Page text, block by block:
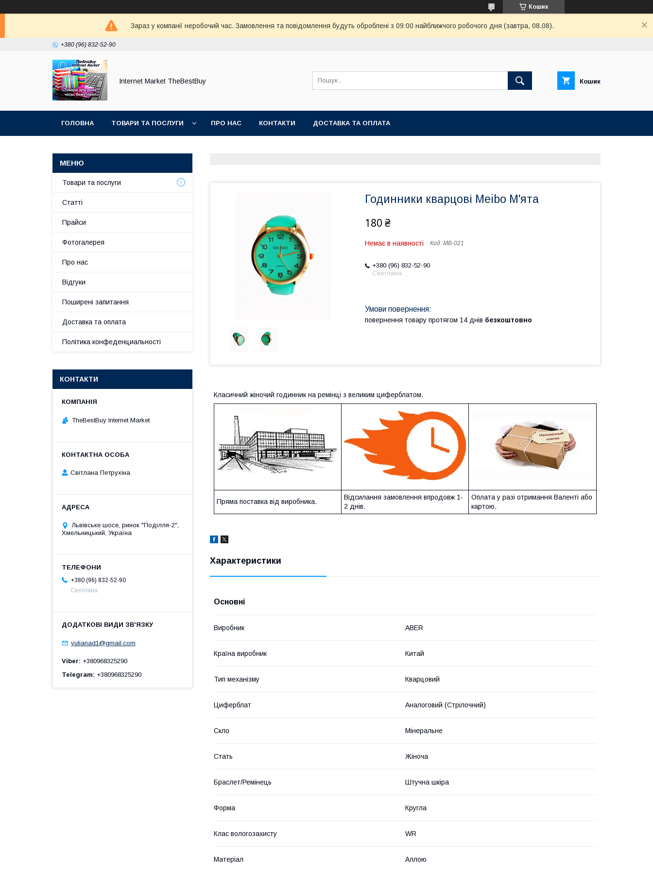
Кошик
Зараз у компанії неробочий час. Замовлення та повідомлення будуть оброблені з 09:00 найближчого робочого дня (завтра, 08.08).
+380 (96) 832-52-90
Internet Market TheBestBuy Кошик
ГОЛОВНА ТОВАРИ ТА ПОСЛУГИ ПРО НАС КОНТАКТИ ДОСТАВКА ТА ОПЛАТА
Годинники кварцові Meibo М'ята
180 ₴
Немає в наявності Код: MB-021
+380 (96) 832-52-90
Светлана
повернення товару протягом 14 днів безкоштовно
Класичний жіночий годинник на ремінці з великим циферблатом.
Пряма поставка від виробника.
Відсилання замовлення впродовж 1-
2 днів.
Оплата у разі отримання Валенті або
картою.
Характеристики
Основні
Виробник ABER
Країна виробник Китай
Тип механізму Кварцовий
Циферблат Аналоговий (Стрілочний)
Скло Мінеральне
Стать Жіноча
Браслет/Ремінець Штучна шкіра
Форма Кругла
Клас вологозахисту WR
Матеріал Аллою
Товари та послуги
Статті
Прайси
Фотогалерея
Про нас
Відгуки
Поширені запитання
Доставка та оплата
Політика конфеденциальності
КОНТАКТИ
TheBestBuy Internet Market
Світлана Петрухіна
Львівське шосе, ринок "Поділля-2",
Хмельницький, Україна
+380 (96) 832-52-90
Светлана
yulianad1@gmail.com
Viber
+380968325290
Telegram
+380968325290